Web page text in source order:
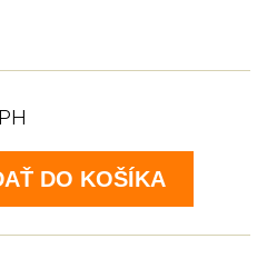
DO KOŠÍKA